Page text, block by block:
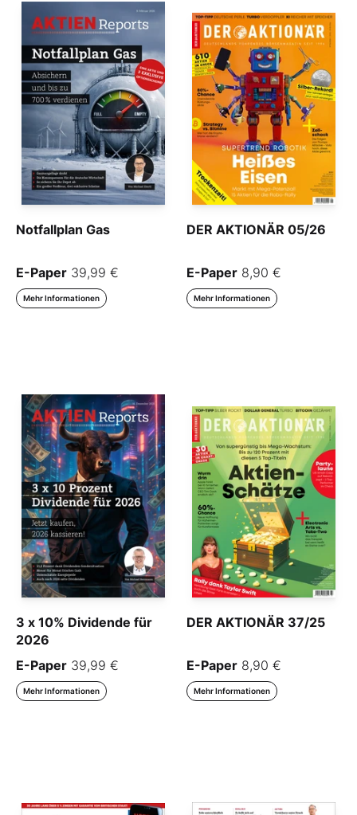
Notfallplan Gas
E-Paper 39,99 €
Mehr Informationen
DER AKTIONÄR 05/26
E-Paper 8,90 €
Mehr Informationen
3 x 10% Dividende für
2026
E-Paper 39,99 €
Mehr Informationen
DER AKTIONÄR 37/25
E-Paper 8,90 €
Mehr Informationen